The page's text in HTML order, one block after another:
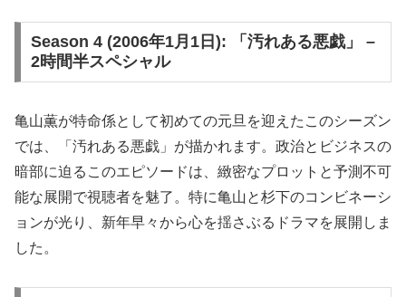
Season 4 (2006年1月1日): 「汚れある悪戯」 –
2時間半スペシャル
亀山薫が特命係として初めての元旦を迎えたこのシーズン
では、「汚れある悪戯」が描かれます。政治とビジネスの
暗部に迫るこのエピソードは、緻密なプロットと予測不可
能な展開で視聴者を魅了。特に亀山と杉下のコンビネーシ
ョンが光り、新年早々から心を揺さぶるドラマを展開しま
した。